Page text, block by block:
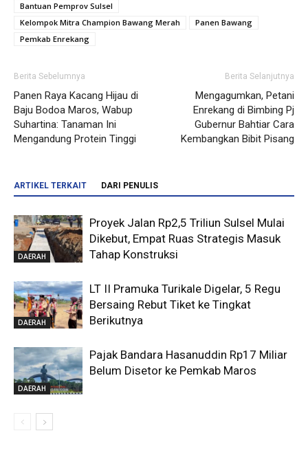
Bantuan Pemprov Sulsel
Kelompok Mitra Champion Bawang Merah
Panen Bawang
Pemkab Enrekang
Berita Sebelumnya
Panen Raya Kacang Hijau di
Baju Bodoa Maros, Wabup
Suhartina: Tanaman Ini
Mengandung Protein Tinggi
Berita Selanjutnya
Mengagumkan, Petani
Enrekang di Bimbing Pj
Gubernur Bahtiar Cara
Kembangkan Bibit Pisang
ARTIKEL TERKAIT DARI PENULIS
DAERAH
Proyek Jalan Rp2,5 Triliun Sulsel Mulai
Dikebut, Empat Ruas Strategis Masuk
Tahap Konstruksi
DAERAH
LT II Pramuka Turikale Digelar, 5 Regu
Bersaing Rebut Tiket ke Tingkat
Berikutnya
DAERAH
Pajak Bandara Hasanuddin Rp17 Miliar
Belum Disetor ke Pemkab Maros